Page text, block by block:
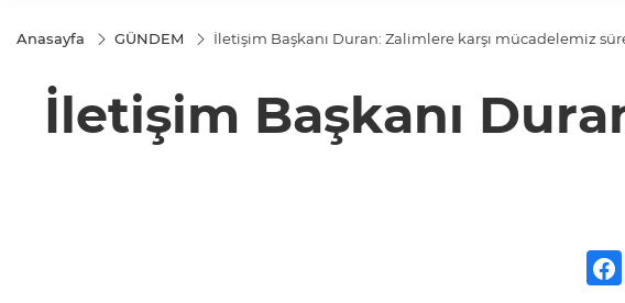
Anasayfa GÜNDEM İletişim Başkanı Duran: Zalimlere karşı mücadelemiz
İletişim Başkanı